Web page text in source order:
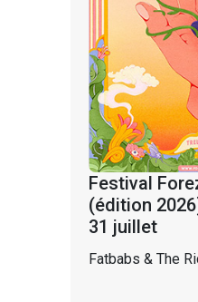
Festival
(édition
31 juillet
Fatbabs & The